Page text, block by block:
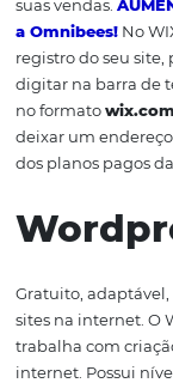
site.Após um
dehotelariae
necessário
da tecnologia
pessoa elaborar
aumentando o
a Omnibees! No
registro do seu
digitar na barra